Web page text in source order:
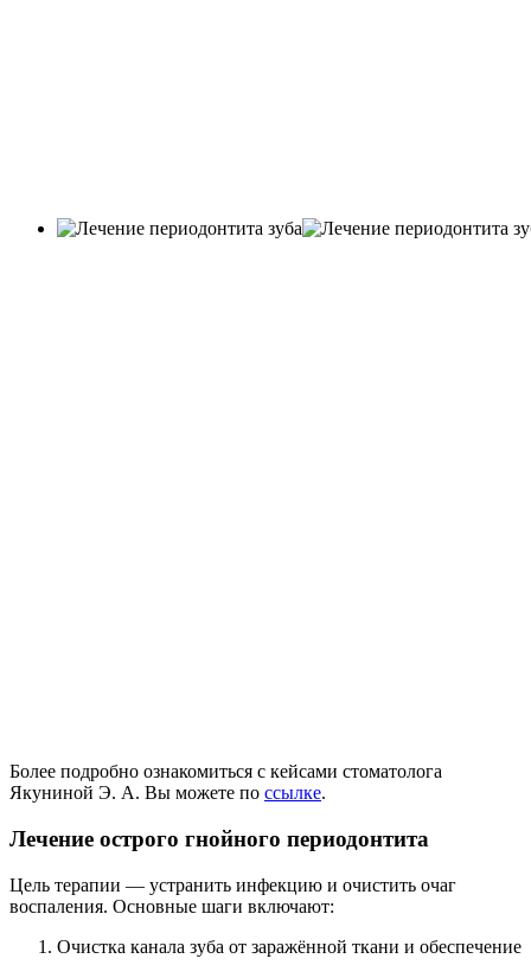
Более подробно ознакомиться с кейсами стоматолога
Якуниной Э. А. Вы можете по ссылке.
Лечение острого гнойного периодонтита
Цель терапии — устранить инфекцию и очистить очаг
воспаления. Основные шаги включают:
Очистка канала зуба от заражённой ткани и обеспечение